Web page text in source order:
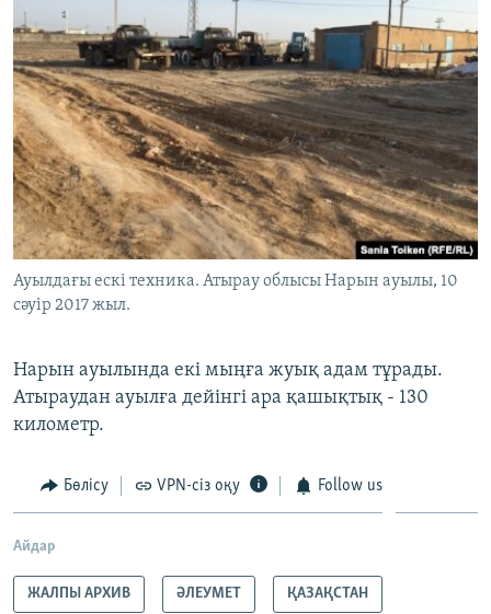
Ауылдағы ескі техника. Атырау облысы Нарын ауылы, 10
cәуір 2017 жыл.
Нарын ауылында екі мыңға жуық адам тұрады.
Атыраудан ауылға дейінгі ара қашықтық - 130
километр.
Бөлісу VPN-сіз оқу Follow us
Айдар
ЖАЛПЫ АРХИВ ӘЛЕУМЕТ ҚАЗАҚСТАН